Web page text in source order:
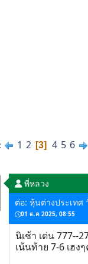
1 2 3 4 5 6
พี่หลวง
ต่อ: หุ้นต่างประเทศ
01 ต.ค 2025, 08:55
นิเช้า เด่น 777--
เน้นท้าย 7-6 เฮง